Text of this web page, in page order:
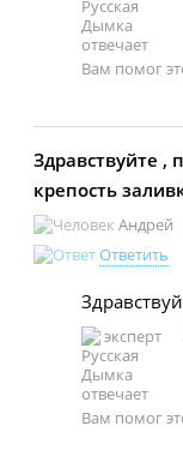
Вам помог
Здравствуйте ,
крепость
Андрей
Ответить
эксперт
Вам помог